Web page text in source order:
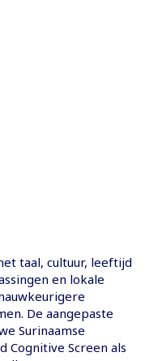
taal, cultuur, leeftijd
en lokale
De aangepaste
Surinaamse
Cognitive Screen als